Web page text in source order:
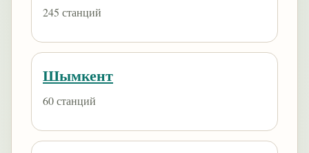
245 станций
Шымкент
60 станций